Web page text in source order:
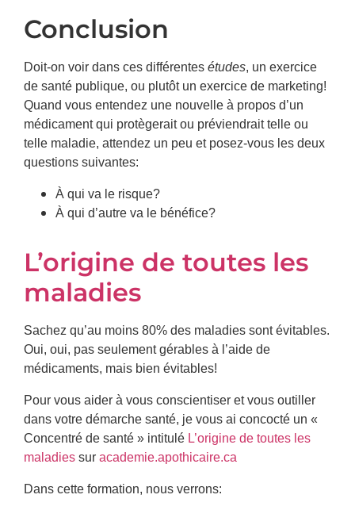
Conclusion
Doit-on voir dans ces différentesétudes, un exercice
de santé publique, ou plutôt un exercice de marketing!
Quand vous entendez une nouvelle à propos d’un
médicament qui protègerait ou préviendrait telle ou
telle maladie, attendez un peu et posez-vous les deux
questions suivantes:
À qui va le risque?
À qui d’autre va le bénéfice?
L’origine de toutes les
maladies
Sachez qu’au moins 80% des maladies sont évitables.
Oui, oui, pas seulement gérables à l’aide de
médicaments, mais bien évitables!
Pour vous aider à vous conscientiser et vous outiller
dans votre démarche santé, je vous ai concocté un «
Concentré de santé » intitulé L’origine de toutes les
maladiessuracademie.apothicaire.ca
Dans cette formation, nous verrons: